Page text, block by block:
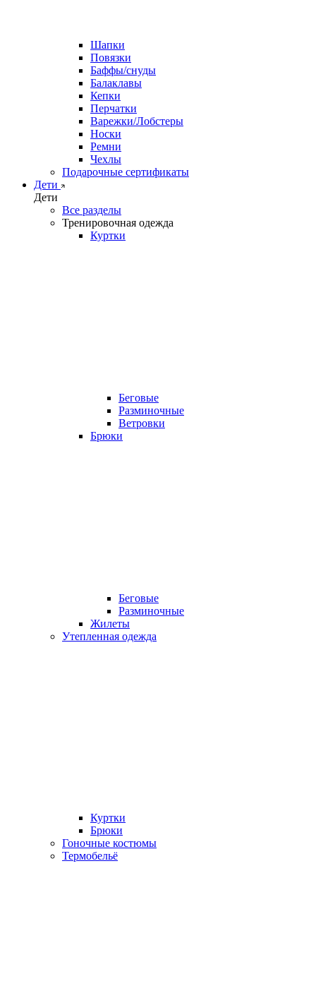
Шапки
Повязки
Баффы/снуды
Балаклавы
Кепки
Перчатки
Варежки/Лобстеры
Носки
Ремни
Чехлы
Подарочные сертификаты
Дети
Дети
Все разделы
Тренировочная одежда
Куртки
Беговые
Разминочные
Ветровки
Брюки
Беговые
Разминочные
Жилеты
Утепленная одежда
Куртки
Брюки
Гоночные костюмы
Термобельё